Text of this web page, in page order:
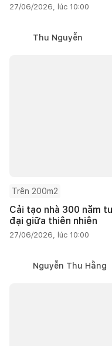
27/06/2026, lúc 10:00
Thu Nguyễn
Trên 200m2
Cải tạo nhà 300 năm
đại giữa thiên nhiên
27/06/2026, lúc 10:00
Nguyễn Thu Hằng